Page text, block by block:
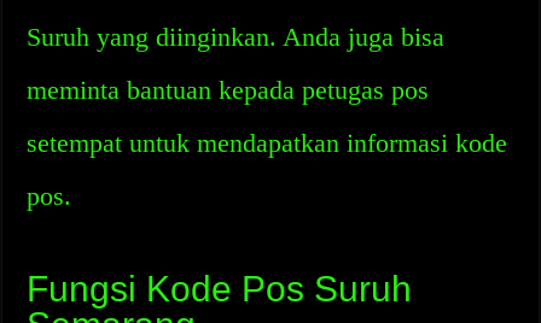
Suruh yang diinginkan. Anda juga bisa
meminta bantuan kepada petugas pos
setempat untuk mendapatkan informasi kode
pos.
Fungsi Kode Pos Suruh